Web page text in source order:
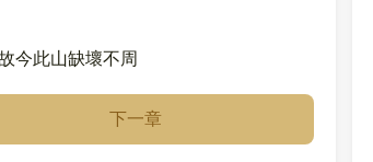
今此山缺壞不周
下一章